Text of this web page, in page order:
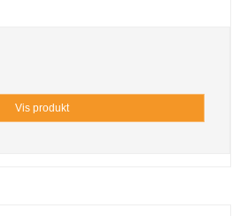
Vis produkt